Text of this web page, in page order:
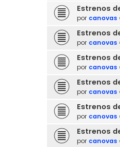
Estrenos
por canovas
Estrenos
por canovas
Estrenos
por canovas
Estrenos
por canovas
Estrenos
por canovas
Estrenos
por canovas